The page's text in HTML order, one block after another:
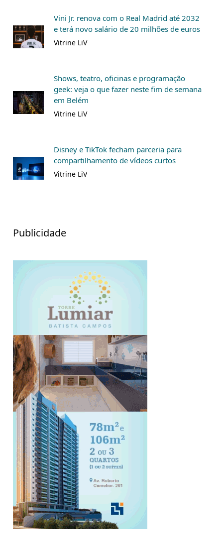
Vini Jr. renova com o Real Madrid até 2032
e terá novo salário de 20 milhões de euros
Vitrine LiV
Shows, teatro, oficinas e programação
geek: veja o que fazer neste fim de semana
em Belém
Vitrine LiV
Disney e TikTok fecham parceria para
compartilhamento de vídeos curtos
Vitrine LiV
Publicidade